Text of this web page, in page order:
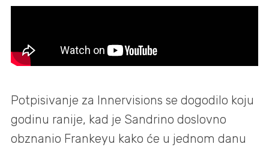
Potpisivanje za Innervisions se dogodilo koju
godinu ranije, kad je Sandrino doslovno
obznanio Frankeyu kako će u jednom danu